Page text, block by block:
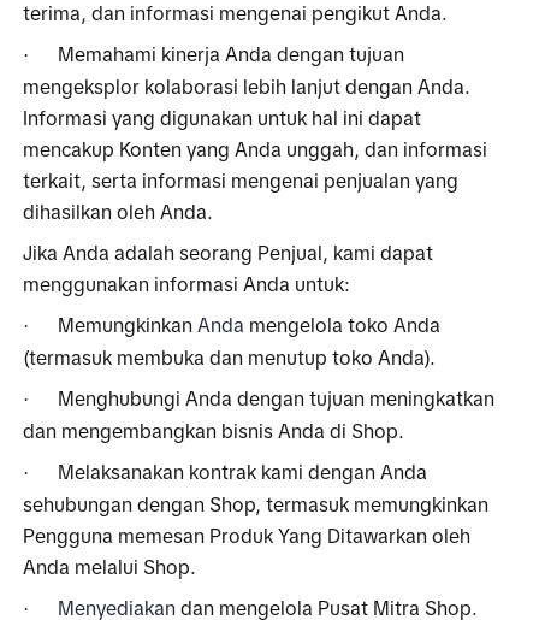
terima, dan informasi mengenai pengikut Anda.
·
Memahami kinerja Anda dengan tujuan
mengeksplor kolaborasi lebih lanjut dengan Anda.
Informasi yang digunakan untuk hal ini dapat
mencakup Konten yang Anda unggah, dan informasi
terkait, serta informasi mengenai penjualan yang
dihasilkan oleh Anda.
Jika Anda adalah seorang Penjual, kami dapat
menggunakan informasi Anda untuk:
· Memungkinkan Anda mengelola toko Anda
(termasuk membuka dan menutup toko Anda).
·
Menghubungi Anda dengan tujuan meningkatkan
dan mengembangkan bisnis Anda di Shop.
·
Melaksanakan kontrak kami dengan Anda
sehubungan dengan Shop, termasuk memungkinkan
Pengguna memesan Produk Yang Ditawarkan oleh
Anda melalui Shop.
· Menyediakan dan mengelola Pusat Mitra Shop.